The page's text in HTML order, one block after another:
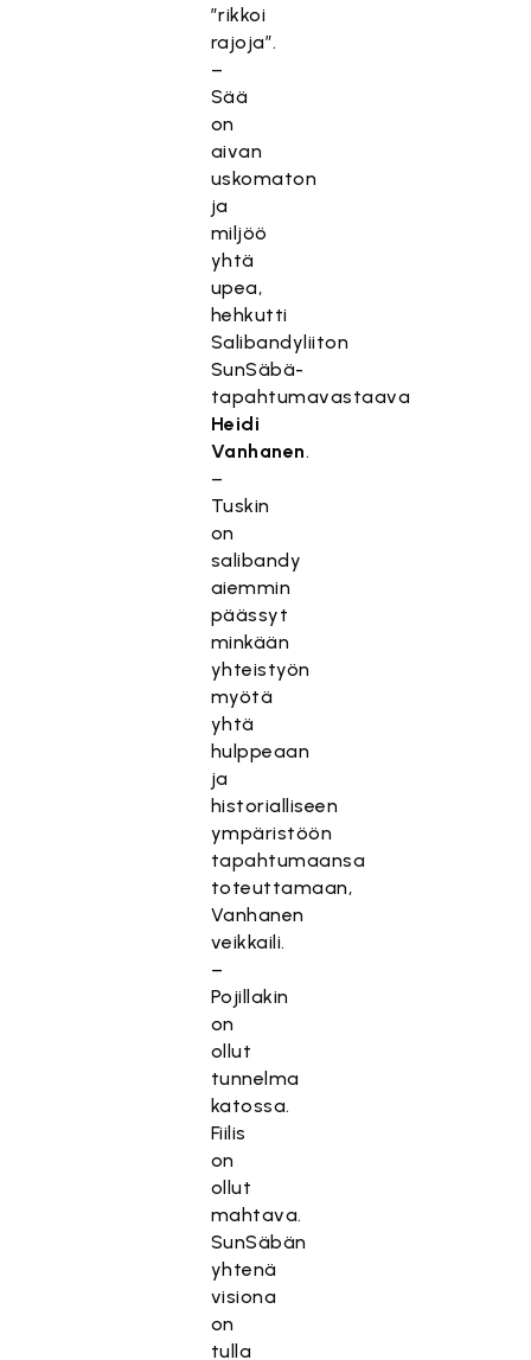
”rikkoi
rajoja”.
–
Sää
on
aivan
uskomaton
ja
miljöö
yhtä
upea,
hehkutti
Salibandyliiton
SunSäbä-
tapahtumavastaava
Heidi
Vanhanen.
–
Tuskin
on
salibandy
aiemmin
päässyt
minkään
yhteistyön
myötä
yhtä
hulppeaan
ja
historialliseen
ympäristöön
tapahtumaansa
toteuttamaan,
Vanhanen
veikkaili.
–
Pojillakin
on
ollut
tunnelma
katossa.
Fiilis
on
ollut
mahtava.
SunSäbän
yhtenä
visiona
on
tulla